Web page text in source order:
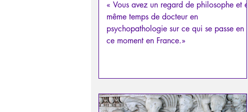
« Vous avez un regard de philosophe et en
même temps de docteur en
psychopathologie sur ce qui se passe en
ce moment en France.»